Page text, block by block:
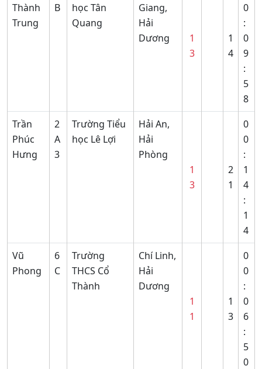
Thành
Trung
B
học Tân
Quang
Giang,
Hải
Dương
1
3
1
4
0
:
0
9
:
5
8
Trần
Phúc
Hưng
2
A
3
Trường Tiểu
học Lê Lợi
Hải An,
Hải
Phòng
1
3
2
1
0
0
:
1
4
:
1
4
Vũ
Phong
6
C
Trường
THCS Cổ
Thành
Chí Linh,
Hải
Dương
1
1
1
3
0
0
:
0
6
:
5
0